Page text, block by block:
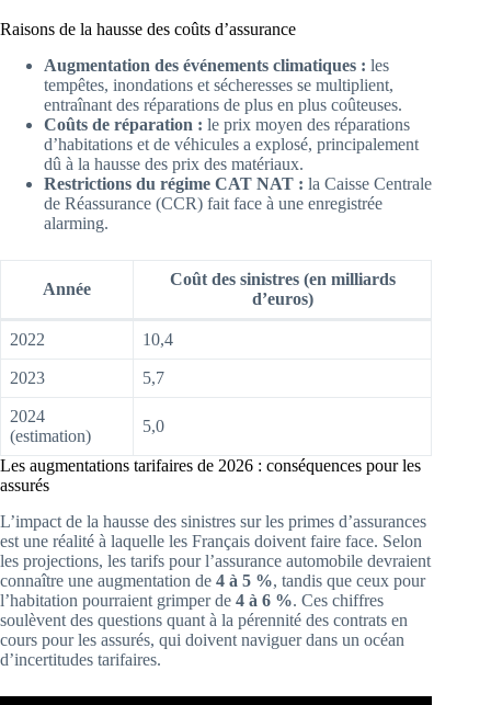
Raisons de la hausse des coûts d’assurance
Augmentation des événements climatiques : les
tempêtes, inondations et sécheresses se multiplient,
entraînant des réparations de plus en plus coûteuses.
Coûts de réparation : le prix moyen des réparations
d’habitations et de véhicules a explosé, principalement
dû à la hausse des prix des matériaux.
Restrictions du régime CAT NAT : la Caisse Centrale
de Réassurance (CCR) fait face à une enregistrée
alarming.
Année
Coût des sinistres (en milliards
d’euros)
2022 10,4
2023 5,7
2024
(estimation)
5,0
Les augmentations tarifaires de 2026 : conséquences pour les
assurés
L’impact de la hausse des sinistres sur les primes d’assurances
est une réalité à laquelle les Français doivent faire face. Selon
les projections, les tarifs pour l’assurance automobile devraient
connaître une augmentation de 4 à 5 %, tandis que ceux pour
l’habitation pourraient grimper de 4 à 6 %. Ces chiffres
soulèvent des questions quant à la pérennité des contrats en
cours pour les assurés, qui doivent naviguer dans un océan
d’incertitudes tarifaires.